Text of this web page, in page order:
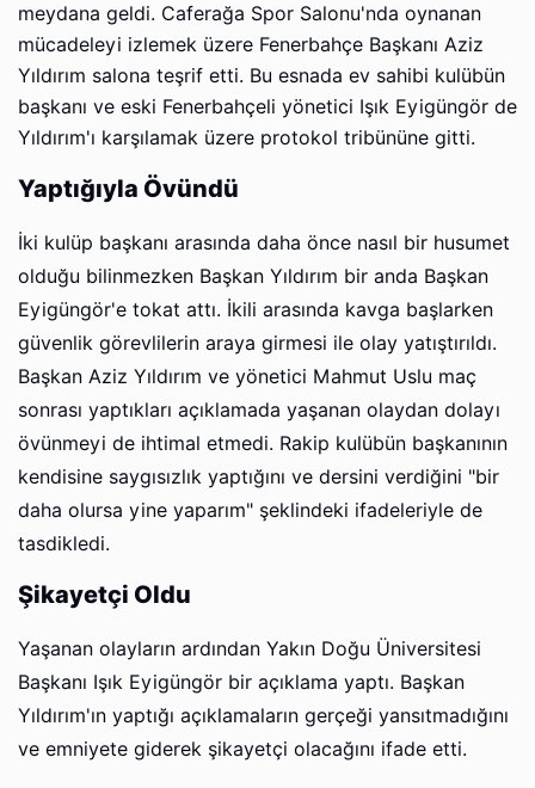
meydana geldi. Caferağa Spor Salonu'nda oynanan
mücadeleyi izlemek üzere Fenerbahçe Başkanı Aziz
Yıldırım salona teşrif etti. Bu esnada ev sahibi kulübün
başkanı ve eski Fenerbahçeli yönetici Işık Eyigüngör de
Yıldırım'ı karşılamak üzere protokol tribününe gitti.
Yaptığıyla Övündü
İki kulüp başkanı arasında daha önce nasıl bir husumet
olduğu bilinmezken Başkan Yıldırım bir anda Başkan
Eyigüngör'e tokat attı. İkili arasında kavga başlarken
güvenlik görevlilerin araya girmesi ile olay yatıştırıldı.
Başkan Aziz Yıldırım ve yönetici Mahmut Uslu maç
sonrası yaptıkları açıklamada yaşanan olaydan dolayı
övünmeyi de ihtimal etmedi. Rakip kulübün başkanının
kendisine saygısızlık yaptığını ve dersini verdiğini "bir
daha olursa yine yaparım" şeklindeki ifadeleriyle de
tasdikledi.
Şikayetçi Oldu
Yaşanan olayların ardından Yakın Doğu Üniversitesi
Başkanı Işık Eyigüngör bir açıklama yaptı. Başkan
Yıldırım'ın yaptığı açıklamaların gerçeği yansıtmadığını
ve emniyete giderek şikayetçi olacağını ifade etti.